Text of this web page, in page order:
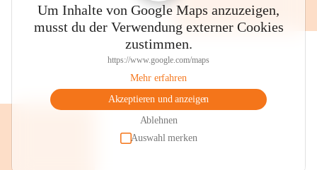
Um Inhalte von Google Maps anzuzeigen,
musst du der Verwendung externer Cookies
zustimmen.
https://www.google.com/maps
Mehr erfahren
Akzeptieren und anzeigen
Ablehnen
Auswahl merken